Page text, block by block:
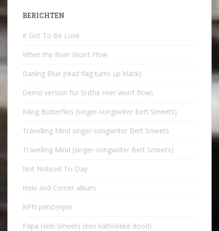
BERICHTEN
It Got To Be Love
When the River Won’t Flow
Darling Blue (read flag turns up black)
Demo version for Si (the river won’t flow)
Kiling Butterflies (singer-songwriter Bert Smeets)
Travelling Mind singer-songwriter Bert Smeets
Travelling Mind (singer-songwriter Bert Smeets)
Not Noticed To-Day
Hole and Corner album
KPN persterijen
Papa Hein Smeets (een katholieke dood)